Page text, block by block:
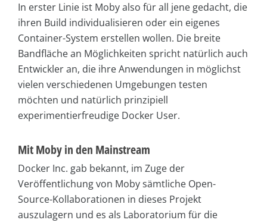
In erster Linie ist Moby also für all jene gedacht, die
ihren Build individualisieren oder ein eigenes
Container-System erstellen wollen. Die breite
Bandfläche an Möglichkeiten spricht natürlich auch
Entwickler an, die ihre Anwendungen in möglichst
vielen verschiedenen Umgebungen testen
möchten und natürlich prinzipiell
experimentierfreudige Docker User.
Mit Moby in den Mainstream
Docker Inc. gab bekannt, im Zuge der
Veröffentlichung von Moby sämtliche Open-
Source-Kollaborationen in dieses Projekt
auszulagern und es als Laboratorium für die